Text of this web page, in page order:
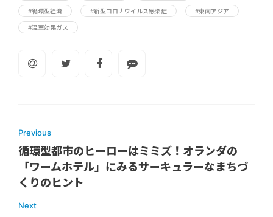
#循環型経済 #新型コロナウイルス感染症 #東南アジア
#温室効果ガス
Previous
循環型都市のヒーローはミミズ！オランダの
「ワームホテル」にみるサーキュラーなまちづ
くりのヒント
Next